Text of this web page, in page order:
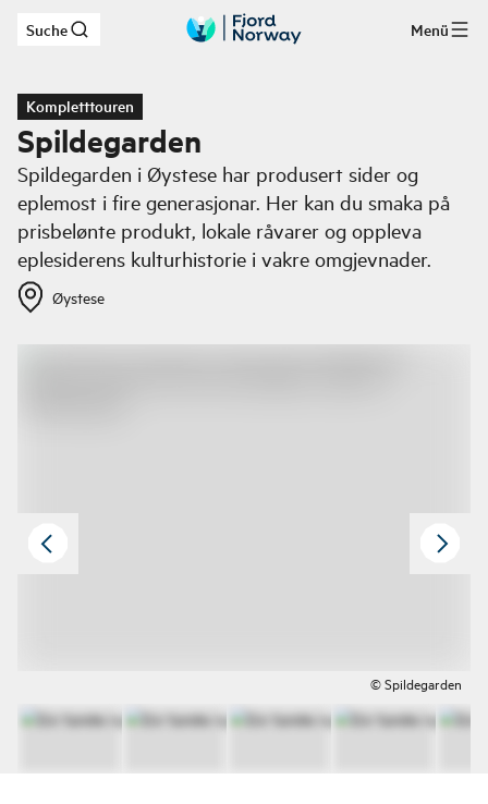
Zum Hauptinhalt
Suche Menü
Kompletttouren
Spildegarden
Spildegarden i Øystese har produsert sider og
eplemost i fire generasjonar. Her kan du smaka på
prisbelønte produkt, lokale råvarer og oppleva
eplesiderens kulturhistorie i vakre omgjevnader.
Øystese
© Spildegarden